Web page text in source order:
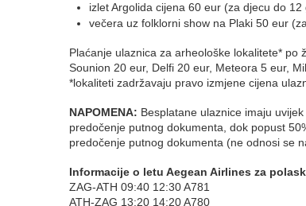
izlet Argolida cijena 60 eur (za djecu do
večera uz folklorni show na Plaki 50 eur
Plaćanje ulaznica za arheološke lokalitete* po
Sounion 20 eur, Delfi 20 eur, Meteora 5 eur,
*lokaliteti zadržavaju pravo izmjene cijena
NAPOMENA: Besplatane ulaznice imaju
predočenje putnog dokumenta, dok popust
predočenje putnog dokumenta (ne odnosi se
Informacije o letu Aegean Airlines za
ZAG-ATH 09:40 12:30 A781
ATH-ZAG 13:20 14:20 A780